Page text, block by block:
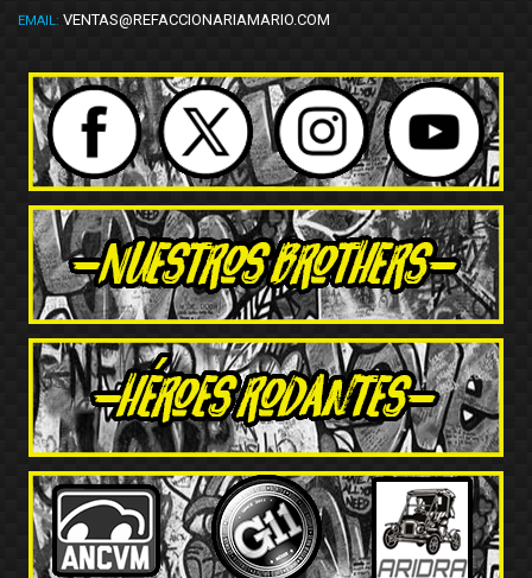
EMAIL: VENTAS@REFACCIONARIAMARIO.COM